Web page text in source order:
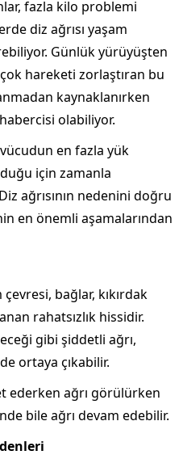
fazla kilo problemi
diz ağrısı yaşam
Günlük yürüyüşten
hareketi zorlaştıran bu
kaynaklanırken
olabiliyor.
en fazla yük
için zamanla
ağrısının nedenini doğru
en önemli aşamalarından
bağlar, kıkırdak
rahatsızlık hissidir.
gibi şiddetli ağrı,
ortaya çıkabilir.
ederken ağrı görülürken
bile ağrı devam edebilir.